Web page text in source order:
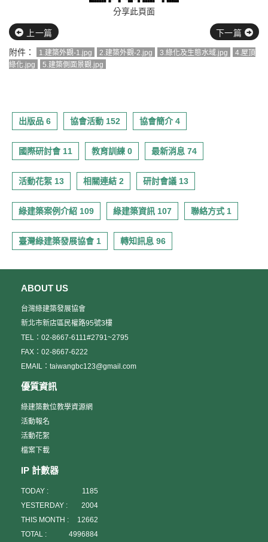
分享此頁面
上一篇
下一篇
附件：
1.建築外觀-1.jpg 2.建築外觀-2.jpg 3.綠化及生態水域.jpg
4.屋頂
綠化.jpg
5.建築側面景觀.jpg
出版品 6 協會活動 152 協會簡介 4
國際研討會 11 教育訓練 0 最新消息 74
活動花絮 13 相關連結 2 研討會議 13
綠建築案例介紹 109 綠建築資訊 107 聯絡方式 1
臺灣綠建築發展協會 1 轉知訊息 96
ABOUT US
台灣綠建築發展協會
新北市新店區民權路95號3樓
TEL：02-8667-6111#2791~2795
FAX：02-8667-6222
EMAIL：taiwangbc123@gmail.com
優質資訊
綠建築數位教學資源網
活動報名
活動花絮
檔案下載
IP 計數器
TODAY :
1185
YESTERDAY :
2004
THIS MONTH :
12662
TOTAL :
4996884